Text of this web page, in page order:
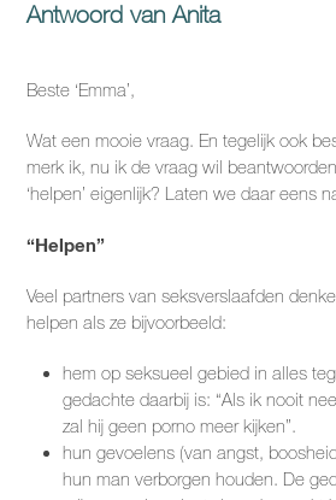
Antwoord van Anita
Beste ‘Emma’,
Wat een mooie vraag. En tegelijk ook
merk ik, nu ik de vraag wil
‘helpen’ eigenlijk? Laten we daar eens
“Helpen”
Veel partners van seksverslaafden
helpen als ze bijvoorbeeld:
hem op seksueel gebied in alles
gedachte daarbij is: “Als ik nooit
zal hij geen porno meer kijken”.
hun gevoelens (van angst,
hun man verborgen houden. De